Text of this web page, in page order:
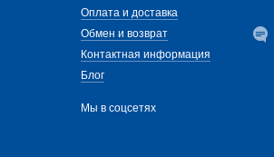
Оплата и доставка
Обмен и возврат
Контактная информация
Блог
Мы в соцсетях